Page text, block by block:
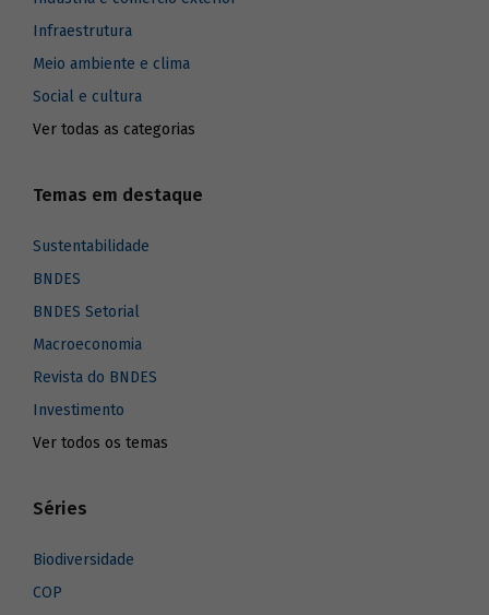
Infraestrutura
Meio ambiente e clima
Social e cultura
Ver todas as categorias
Temas em destaque
Sustentabilidade
BNDES
BNDES Setorial
Macroeconomia
Revista do BNDES
Investimento
Ver todos os temas
Séries
Biodiversidade
COP